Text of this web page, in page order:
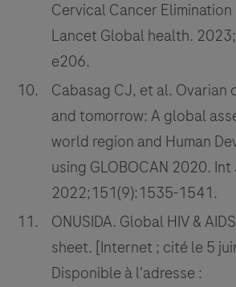
Cervical Cancer
Lancet Global health.
e206.
Cabasag CJ, et al. Ovarian
and tomorrow: A global
world region and Human
using GLOBOCAN 2020. Int
2022;151(9):1535-1541.
ONUSIDA. Global HIV &
sheet. [Internet ; cité le 5
Disponible à l'adresse :